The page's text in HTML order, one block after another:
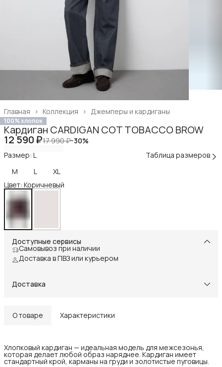
Джемперы и кардиганы
Коллекция ›
Главная ›
100% хлопок
Кардиган CARDIGAN COT TOBACCO BROW
12 590 ₽17 990 ₽−30%
Размер: L
Таблица размеров
M
L
XL
Цвет: Коричневый
Доступные сервисы
Самовывоз при наличии
Доставка в ПВЗ или курьером
Доставка
О товаре Характеристики
Хлопковый кардиган — идеальная модель для межсезонья,
которая делает любой образ наряднее. Кардиган имеет
стандартный крой, карманы на груди и золотистые пуговицы.